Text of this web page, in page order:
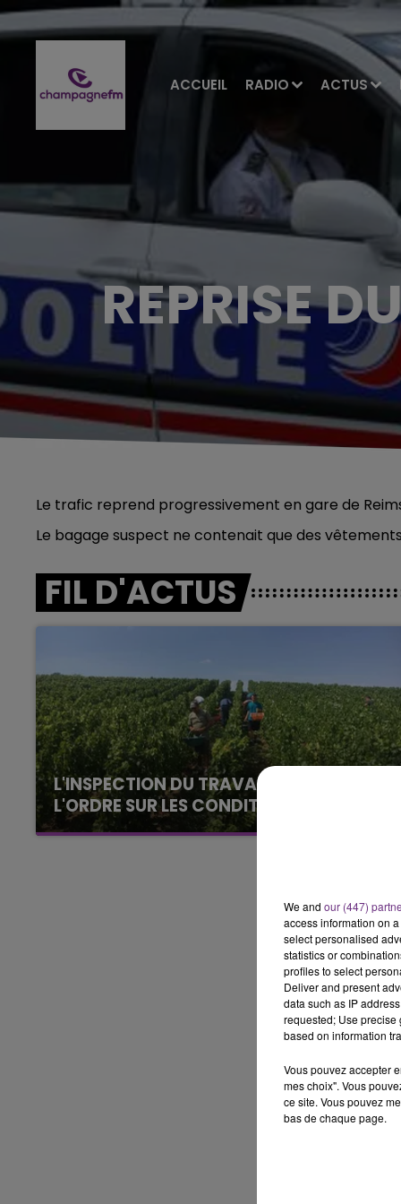
ACCUEIL RADIO ACTUS
15h00 - 19h00
REPRISE
Le trafic reprend progressivement en gare de
Le bagage suspect ne contenait que des
FIL D'ACTUS
L'INSPECTION DU TRAVAIL RAPPELLE À
L'ORDRE SUR LES CONDITIONS DE...
Alors que les dates de début des vendange
We and our (447)
access information on
select personalised
statistics or
profiles to select
Deliver and present
data such as IP
requested; Use precise
based on information
Vous pouvez accepter
mes choix". Vous
ce site. Vous pouvez
bas de chaque page.